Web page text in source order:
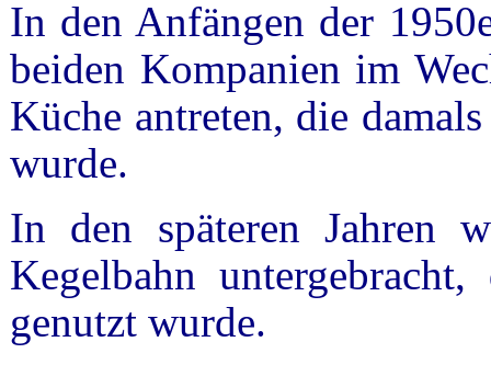
In den Anfängen der
beiden Kompanien im
Küche antreten, die
wurde.
In den späteren Jahren
Kegelbahn
genutzt wurde.